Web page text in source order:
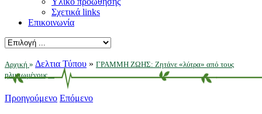
Σχετικά links
Επικοινωνία
Αρχική » Δελτια Τύπου » ΓΡΑΜΜΗ ΖΩΗΣ: Ζητάνε «λύτρα» από τους
ηλικιωμένους ...
Προηγούμενο Επόμενο